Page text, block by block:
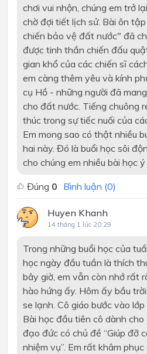
chơi vui nhộn, chúng em trở
chờ đợi tiết lịch sử. Bài ôn
chiến bảo vệ đất nước" đã
được tinh thần chiến đấu
gian khổ của các chiến sĩ
em càng thêm yêu và kính
cụ Hồ - những người đã
cho đất nước. Tiếng chuông
thúc trong sự tiếc nuối của
Em mong sao có thật nhiều
hai này. Đó là buổi học sôi
cho chúng em nhiều bài học ý
Đúng 0 Bình luận (0)
Huyen Khanh
14 tháng 1 lúc 20:29
Trong những buổi học của
học ngày đầu tuần là thích
bây giờ, em vẫn còn nhớ rất
hào hứng ấy. Hôm ấy bầu
se lạnh. Cô giáo bước vào
Bài học đầu tiên cô dành cho
đạo đức có chủ đề “Giúp đỡ
nhiệm vụ”. Em rất khâm